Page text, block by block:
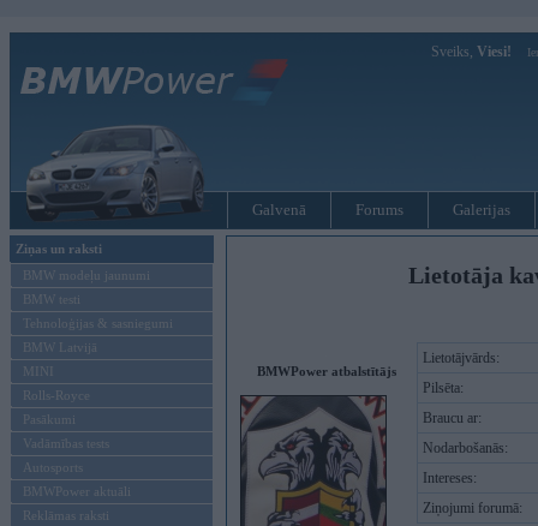
Sveiks, Viesi!
Galvenā Forums Galerijas
Ziņas un raksti
BMW modeļu jaunumi
BMW testi
Tehnoloģijas & sasniegumi
BMW Latvijā
MINI
Rolls-Royce
Pasākumi
Vadāmības tests
Autosports
BMWPower aktuāli
Reklāmas raksti
Lietotāja
BMWPower atbalstītājs
Lietotājvārds:
Pilsēta:
Braucu ar:
Nodarbošanās:
Intereses:
Ziņojumi forumā: